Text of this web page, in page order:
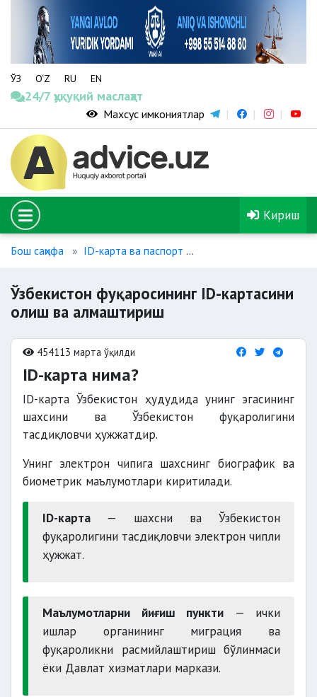
ЎЗ O‘Z RU EN
24/7 ҳуқуқий маслаҳат
Махсус имкониятлар
Кириш
Бош саҳифа ID-карта ва паспорт
Ўзбекистон фуқаросининг ID-картасини
олиш ва алмаштириш
454113 марта ўқилди
ID-карта нима?
ID-карта Ўзбекистон ҳудудида унинг эгасининг
шахсини ва Ўзбекистон фуқаролигини
тасдиқловчи ҳужжатдир.
Унинг электрон чипига шахснинг биографик ва
биометрик маълумотлари киритилади.
ID-карта — шахсни ва Ўзбекистон
фуқаролигини тасдиқловчи электрон чипли
ҳужжат.
Маълумотларни йиғиш пункти — ички
ишлар органининг миграция ва
фуқароликни расмийлаштириш бўлинмаси
ёки Давлат хизматлари маркази.